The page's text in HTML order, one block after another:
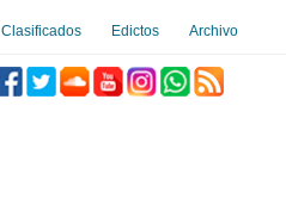
Clasificados Edictos Archivo